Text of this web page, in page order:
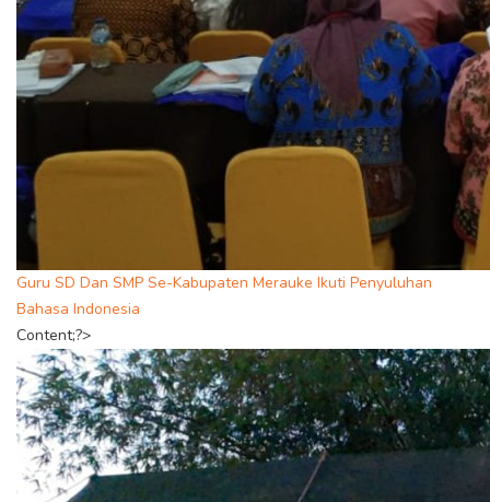
Guru SD Dan SMP Se-Kabupaten Merauke Ikuti Penyuluhan
Bahasa Indonesia
Content;?>